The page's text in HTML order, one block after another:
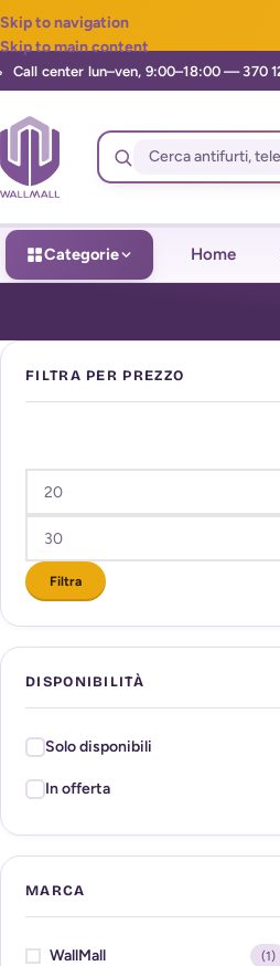
Skip to navigation
Skip to main content
Categorie Home
FILTRA PER PREZZO
Filtra
DISPONIBILITÀ
Solo disponibili
In offerta
MARCA
WallMall (1)